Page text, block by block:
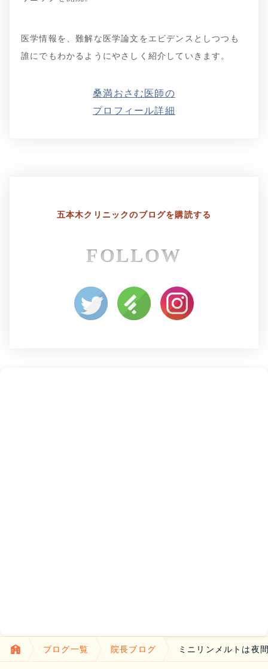
医学情報を、難解な医学論文をエビデンスとしつつも
誰にでもわかるようにやさしく紹介していきます。
桑満おさむ医師の
プロフィール詳細
五本木クリニックのブログを購読する
FOLLOW
ブログ一覧 院長ブログ ミニリンメルトは夜